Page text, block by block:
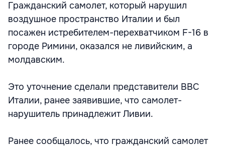
Гражданский самолет, который нарушил
воздушное пространство Италии и был
посажен истребителем-перехватчиком F-16 в
городе Римини, оказался не ливийским, а
молдавским.
Это уточнение сделали представители ВВС
Италии, ранее заявившие, что самолет-
нарушитель принадлежит Ливии.
Ранее сообщалось, что гражданский самолет